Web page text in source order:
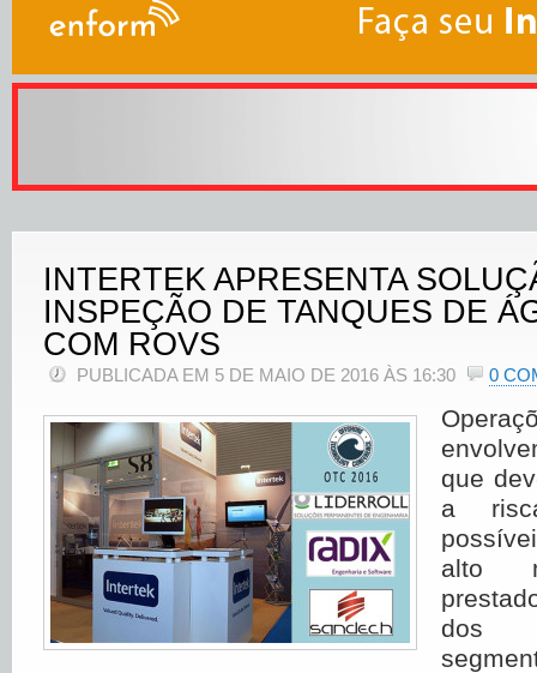
INTERTEK APRESENTA
INSPEÇÃO DE TANQUES DE
COM ROVS
PUBLICADA EM 5 DE MAIO DE 2016 ÀS 16:30 0
que
a
alto
dos